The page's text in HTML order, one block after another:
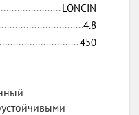
LONCIN
4.8
450